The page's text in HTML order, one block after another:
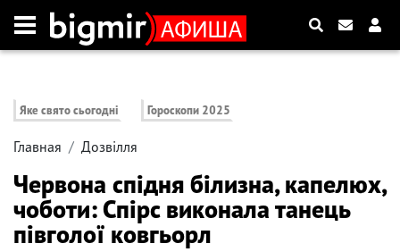
Яке свято сьогодні Гороскопи 2025
Главная Дозвілля
Червона спідня білизна, капелюх,
чоботи: Спірс виконала танець
півголої ковгьорл